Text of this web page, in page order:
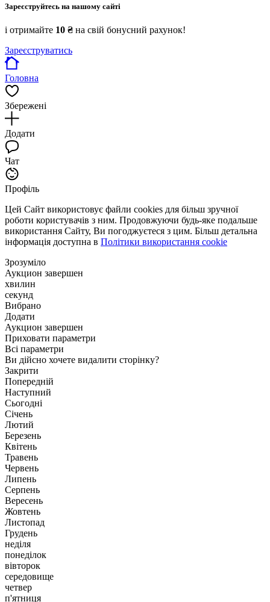
Зареєструйтесь на нашому сайті
і отримайте 10 ₴ на свій бонусний рахунок!
Зареєструватись
Головна
Збережені
Додати
Чат
Профіль
Цей Сайт використовує файли cookies для більш зручної
роботи користувачів з ним. Продовжуючи будь-яке подальше
використання Сайту, Ви погоджуєтеся з цим. Більш детальна
інформація доступна в Політики використання cookie
Зрозуміло
Аукцион завершен
хвилин
секунд
Вибрано
Додати
Аукцион завершен
Приховати параметри
Всі параметри
Ви дійсно хочете видалити сторінку?
Закрити
Попередній
Наступний
Сьогодні
Січень
Лютий
Березень
Квітень
Травень
Червень
Липень
Серпень
Вересень
Жовтень
Листопад
Грудень
неділя
понеділок
вівторок
середовище
четвер
п'ятниця